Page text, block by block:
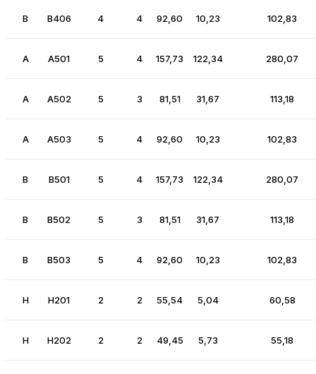
B B406 4 4 92,60 10,23 102,83
A A501 5 4 157,73 122,34 280,07
A A502 5 3 81,51 31,67 113,18
A A503 5 4 92,60 10,23 102,83
B B501 5 4 157,73 122,34 280,07
B B502 5 3 81,51 31,67 113,18
B B503 5 4 92,60 10,23 102,83
H H201 2 2 55,54 5,04 60,58
H H202 2 2 49,45 5,73 55,18